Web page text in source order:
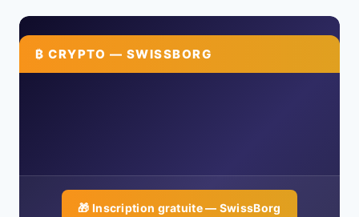
₿ CRYPTO — SWISSBORG
🎁 Inscription gratuite — SwissBorg